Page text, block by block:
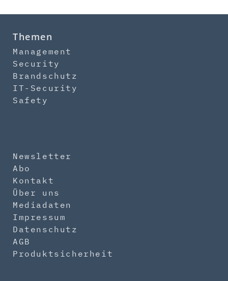
Themen
Management
Security
Brandschutz
IT-Security
Safety
Newsletter
Abo
Kontakt
Über uns
Mediadaten
Impressum
Datenschutz
AGB
Produktsicherheit